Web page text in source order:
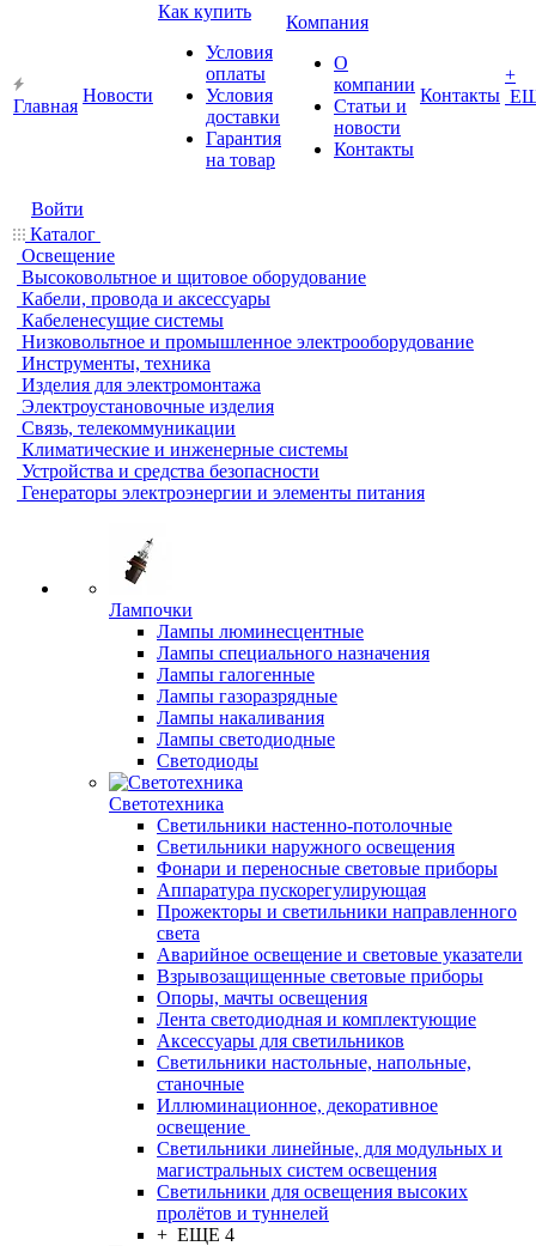
Главная
Новости
Как купить
Условия
оплаты
Условия
доставки
Гарантия
на товар
Компания
О
компании
Статьи и
новости
Контакты
Контакты
+
Войти
Каталог
Освещение
Высоковольтное и щитовое оборудование
Кабели, провода и аксессуары
Кабеленесущие системы
Низковольтное и промышленное электрооборудование
Инструменты, техника
Изделия для электромонтажа
Электроустановочные изделия
Связь, телекоммуникации
Климатические и инженерные системы
Устройства и средства безопасности
Генераторы электроэнергии и элементы питания
Лампочки
Лампы люминесцентные
Лампы специального назначения
Лампы галогенные
Лампы газоразрядные
Лампы накаливания
Лампы светодиодные
Светодиоды
Светотехника
Светильники настенно-потолочные
Светильники наружного освещения
Фонари и переносные световые приборы
Аппаратура пускорегулирующая
Прожекторы и светильники направленного
света
Аварийное освещение и световые указатели
Взрывозащищенные световые приборы
Опоры, мачты освещения
Лента светодиодная и комплектующие
Аксессуары для светильников
Светильники настольные, напольные,
станочные
Иллюминационное, декоративное
освещение
Светильники линейные, для модульных и
магистральных систем освещения
Светильники для освещения высоких
пролётов и туннелей
+ ЕЩЕ 4